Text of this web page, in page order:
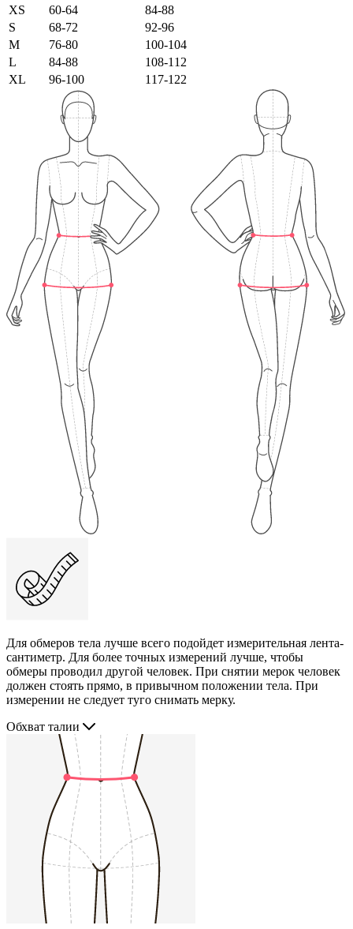
XS
60-64
84-88
S
68-72
92-96
M
76-80
100-104
L
84-88
108-112
XL
96-100 117-122
Для обмеров тела лучше всего подойдет измерительная лента-
сантиметр. Для более точных измерений лучше, чтобы
обмеры проводил другой человек. При снятии мерок человек
должен стоять прямо, в привычном положении тела. При
измерении не следует туго снимать мерку.
Обхват талии